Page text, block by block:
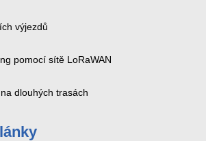
výjezdů
pomocí sítě LoRaWAN
dlouhých trasách